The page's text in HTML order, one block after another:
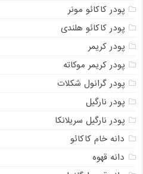
پودر کاکائو مونر
پودر کاکائو هلندی
پودر کریمر
پودر کریمر موکاته
پودر گرانول شکلات
پودر نارگیل
پودر نارگیل سریلانکا
دانه خام کاکائو
دانه قهوه